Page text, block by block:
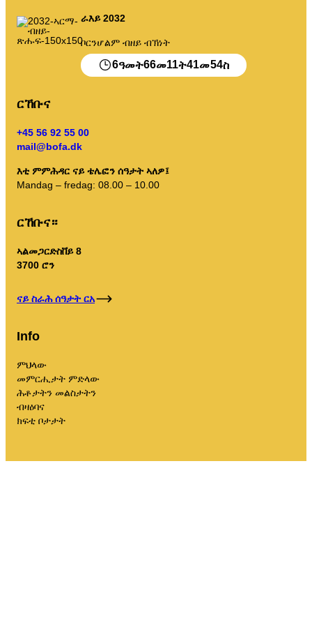
ፖርታል ጎሓፍ
ባዶ ምግባር ካላንደር ወዘተ።
ራእይ 2032
ቦርንሆልም ብዘይ ብኽነት
6ዓመት66መ11ት41መ54ስ
ርኸቡና
+45 56 92 55 00
mail@bofa.dk
እቲ ምምሕዳር ናይ ቴሌፎን ሰዓታት ኣለዎ፤
Mandag – fredag: 08.00 – 10.00
ርኸቡና።
ኣልመጋርድስቨይ 8
3700 ሮን
ናይ ስራሕ ሰዓታት ርአ
Info
ምህላው
መምርሒታት ምድላው
ሕቶታትን መልስታትን
ብዛዕባና
ክፍቲ ቦታታት